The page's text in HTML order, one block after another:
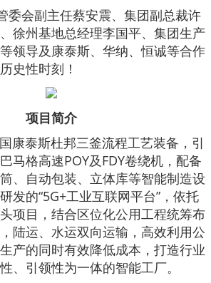
会副主任蔡安震、集团副总裁许
徐州基地总经理李国平、集团生产
领导及康泰斯、华纳、恒诚等合作
史性时刻！
项目简介
泰斯杜邦三釜流程工艺装备，引
马格高速POY及FDY卷绕机，配备
、自动包装、立体库等智能制造设
发的“5G+工业互联网平台”，依托
项目，结合区位化公用工程统筹布
陆运、水运双向运输，高效利用公
产的同时有效降低成本，打造行业
、引领性为一体的智能工厂。